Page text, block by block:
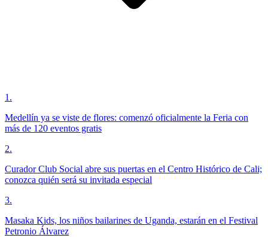
1 .
Medellín ya se viste de flores: comenzó oficialmente la Feria con
más de 120 eventos gratis
2.
Curador Club Social abre sus puertas en el Centro Histórico de Cali;
conozca quién será su invitada especial
3.
Masaka Kids, los niños bailarines de Uganda, estarán en el Festival
Petronio Álvarez